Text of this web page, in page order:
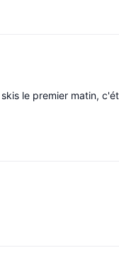
le premier matin,